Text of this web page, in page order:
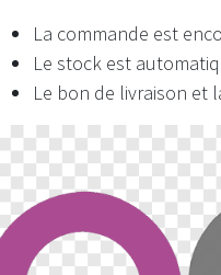
La commande est
Le stock est
Le bon de livraison et